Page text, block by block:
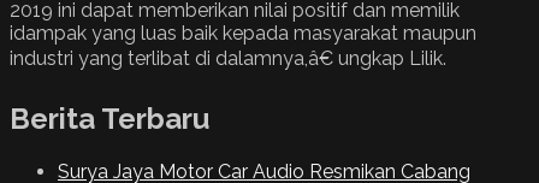
2019 ini dapat memberikan nilai positif dan memilik
idampak yang luas baik kepada masyarakat maupun
industri yang terlibat di dalamnya,â€ ungkap Lilik.
Berita Terbaru
Surya Jaya Motor Car Audio Resmikan Cabang